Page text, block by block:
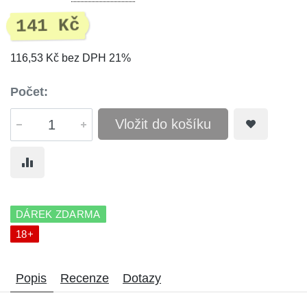
141 Kč
116,53 Kč bez DPH 21%
Počet:
Vložit do košíku
DÁREK ZDARMA
18+
Popis Recenze Dotazy